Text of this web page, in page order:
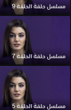
مسلسل حلقة الحلقة 9
مسلسل حلقة الحلقة 7
مسلسل حلقة الحلقة 5